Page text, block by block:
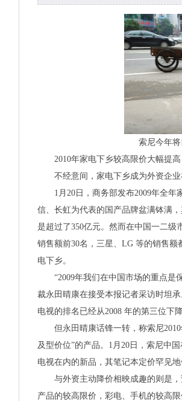
索尼今年
2010年家电下乡较高限价大幅提高
不经意间，家电下乡成为外资企业
1月20日，商务部发布2009年全年
信、长虹为代表的国产品牌盆满钵满
是超过了350亿元。然而在中国一二级
销售额前30名，三星、LG 等的销售额
电下乡。
“2009年我们在中国市场的重点是
裁永田晴康在接受本报记者采访时坦
电视的排名已经从2008 年的第三位下
但永田晴康话锋一转，称索尼2010
及型价位”的产品。1月20日，索尼中
电视在内的新品，其笔记本定价罕见地
与外资主动降价相映成趣的则是，
产品的较高限价，彩电、手机的较高